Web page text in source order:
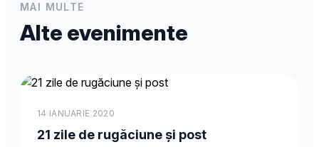
MAI MULTE
Alte evenimente
14 IANUARIE 2020
21 zile de rugăciune și post